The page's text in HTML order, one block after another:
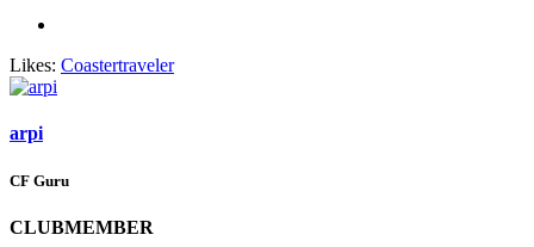
Likes: Coastertraveler
arpi
CF Guru
CLUBMEMBER